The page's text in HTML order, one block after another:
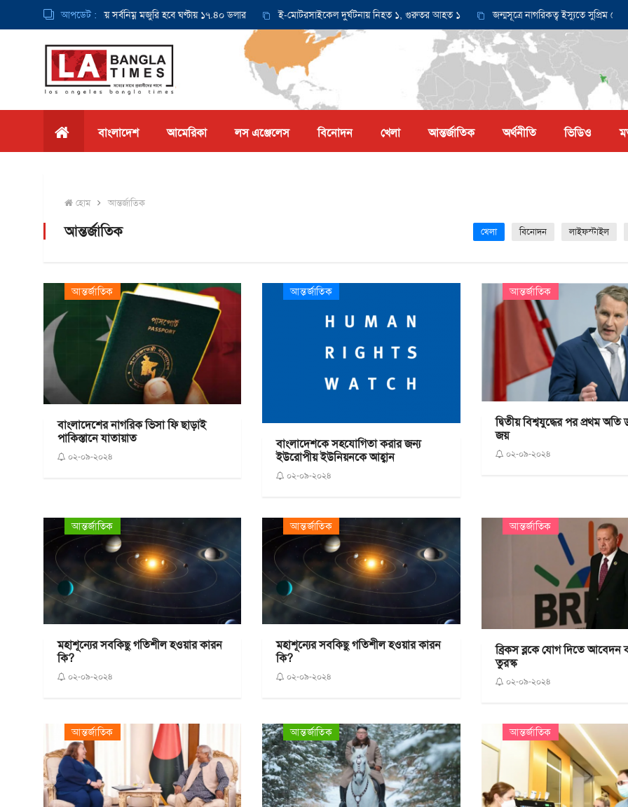
আপডেট :
থেকে ক্যালিফোর্নিয়ায় সর্বনিম্ন মজুরি হবে ঘণ্টায় ১৭.৪০ ডলার ই-মোটরসাইকেল দুর্ঘটনায় নিহত ১, গুরুতর আহত ১ জন্মসূত্রে নাগরিকত্ব ইস্যুতে সুপ্রিম কোর্টে
বাংলাদেশ আমেরিকা লস এঞ্জেলেস বিনোদন খেলা আন্তর্জাতিক অর্থনীতি ভিডিও
হোম আন্তর্জাতিক
আন্তর্জাতিক খেলা বিনোদন লাইফস্টাইল
আন্তর্জাতিক
বাংলাদেশের নাগরিক ভিসা ফি ছাড়াই
পাকিস্তানে যাতায়াত
০২-০৯-২০২৪
আন্তর্জাতিক
বাংলাদেশকে সহযোগিতা করার জন্য
ইউরোপীয় ইউনিয়নকে আহ্বান
০২-০৯-২০২৪
আন্তর্জাতিক
দ্বিতীয় বিশ্বযুদ্ধের পর প্রথম অতি
জয়
০২-০৯-২০২৪
আন্তর্জাতিক
মহাশূন্যের সবকিছু গতিশীল হওয়ার কারন
কি?
০২-০৯-২০২৪
আন্তর্জাতিক
মহাশূন্যের সবকিছু গতিশীল হওয়ার কারন
কি?
০২-০৯-২০২৪
আন্তর্জাতিক
ব্রিকস ব্লকে যোগ দিতে
তুরস্ক
০২-০৯-২০২৪
আন্তর্জাতিক আন্তর্জাতিক আন্তর্জাতিক